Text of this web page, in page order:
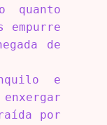
quanto
empurre
de
e
por